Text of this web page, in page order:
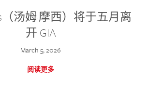
（汤姆·摩西）将于五月离
开 GIA
March 5, 2026
阅读更多